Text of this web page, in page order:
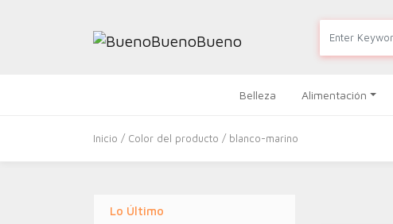
Belleza Alimentación
Inicio / Color del producto / blanco-marino
Lo Último